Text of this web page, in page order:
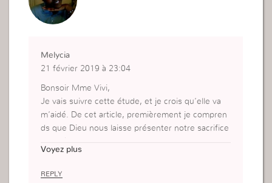
Melycia
21 février 2019 à 23:04
Bonsoir Mme Vivi,
Je vais suivre cette étude, et je crois qu’elle va
m’aidé. De cet article, premièrement je compren
ds que Dieu nous laisse présenter notre sacrifice
et de préparer ce sacrifice en sorte qu’il soit agré
Voyez plus
REPLY